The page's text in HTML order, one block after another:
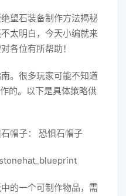
望石装备制作方法揭秘
太明白，今天小编就来
各位有所帮助！
。很多玩家可能不知道
的。以下是具体策略供
帽子： 恐惧石帽子
的一个可制作物品，需